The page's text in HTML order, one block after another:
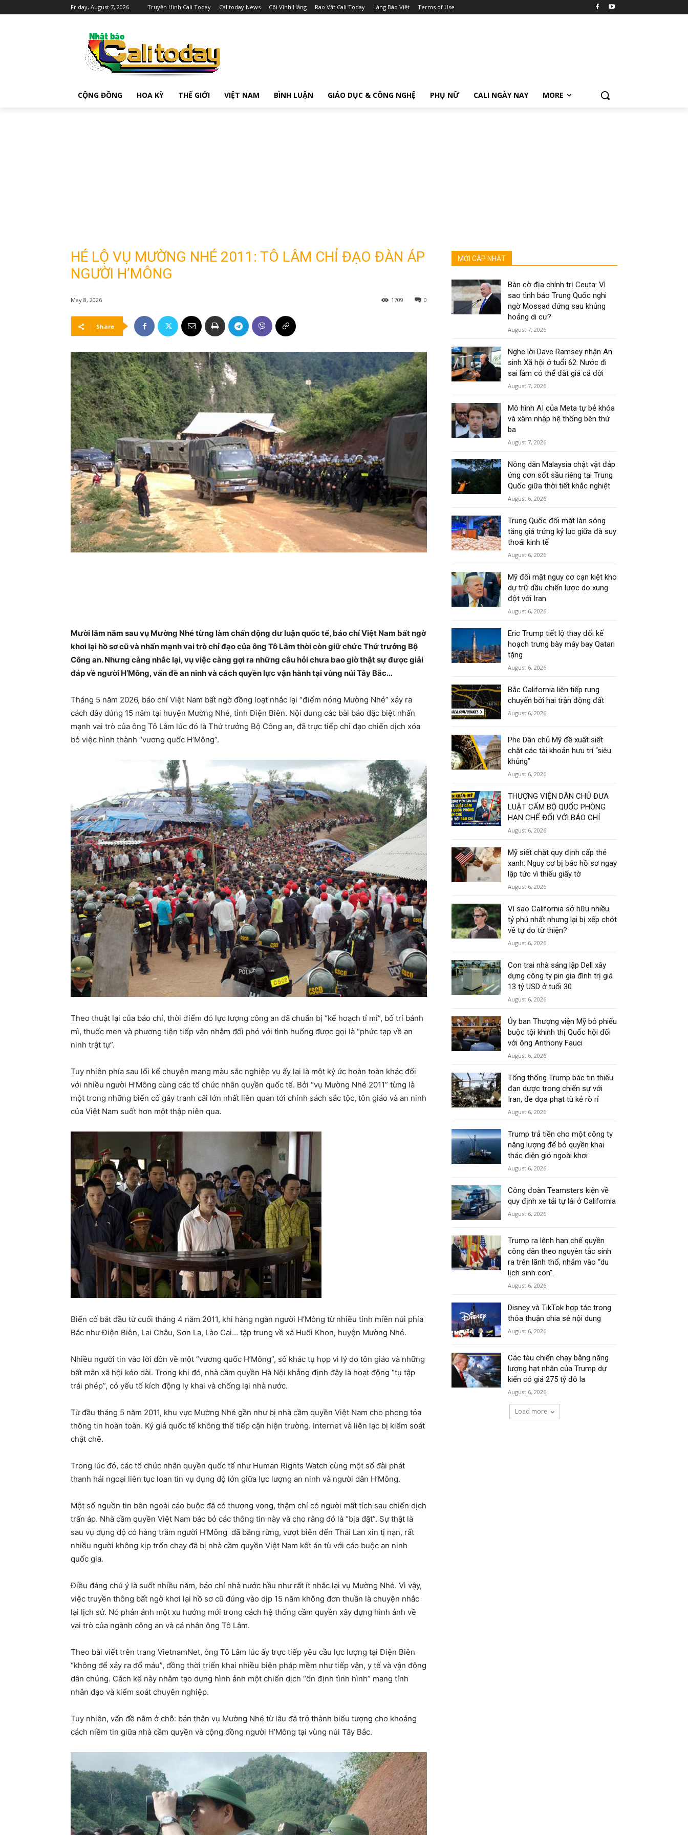
Friday, August 7, 2026 Truyền Hình Cali Today Calitoday News Cõi Vĩnh Hằng Rao Vặt Cali Today Làng Báo Việt Terms of Use
CỘNG ĐỒNG HOA KỲ THẾ GIỚI VIỆT NAM BÌNH LUẬN GIÁO DỤC & CÔNG NGHỆ PHỤ NỮ CALI NGÀY NAY MORE
HÉ LỘ VỤ MƯỜNG NHÉ 2011: TÔ LÂM CHỈ ĐẠO ĐÀN ÁP
NGƯỜI H’MÔNG
May 8, 2026 0
1709
Share
Mười lăm năm sau vụ Mường Nhé từng làm chấn động dư luận quốc tế, báo chí Việt Nam bất ngờ
khơi lại hồ sơ cũ và nhấn mạnh vai trò chỉ đạo của ông Tô Lâm thời còn giữ chức Thứ trưởng Bộ
Công an. Nhưng càng nhắc lại, vụ việc càng gợi ra những câu hỏi chưa bao giờ thật sự được giải
đáp về người H’Mông, vấn đề an ninh và cách quyền lực vận hành tại vùng núi Tây Bắc…
Tháng 5 năm 2026, báo chí Việt Nam bất ngờ đồng loạt nhắc lại “điểm nóng Mường Nhé” xảy ra
cách đây đúng 15 năm tại huyện Mường Nhé, tỉnh Điện Biên. Nội dung các bài báo đặc biệt nhấn
mạnh vai trò của ông Tô Lâm lúc đó là Thứ trưởng Bộ Công an, đã trực tiếp chỉ đạo chiến dịch xóa
bỏ việc hình thành “vương quốc H’Mông”.
Theo thuật lại của báo chí, thời điểm đó lực lượng công an đã chuẩn bị “kế hoạch tỉ mỉ”, bố trí bánh
mì, thuốc men và phương tiện tiếp vận nhằm đối phó với tình huống được gọi là “phức tạp về an
ninh trật tự”.
Tuy nhiên phía sau lối kể chuyện mang màu sắc nghiệp vụ ấy lại là một ký ức hoàn toàn khác đối
với nhiều người H’Mông cùng các tổ chức nhân quyền quốc tế. Bởi “vụ Mường Nhé 2011” từng là
một trong những biến cố gây tranh cãi lớn nhất liên quan tới chính sách sắc tộc, tôn giáo và an ninh
của Việt Nam suốt hơn một thập niên qua.
Biến cố bắt đầu từ cuối tháng 4 năm 2011, khi hàng ngàn người H’Mông từ nhiều tỉnh miền núi phía
Bắc như Điện Biên, Lai Châu, Sơn La, Lào Cai… tập trung về xã Huổi Khon, huyện Mường Nhé.
Nhiều người tin vào lời đồn về một “vương quốc H’Mông”, số khác tụ họp vì lý do tôn giáo và những
bất mãn xã hội kéo dài. Trong khi đó, nhà cầm quyền Hà Nội khẳng định đây là hoạt động “tụ tập
trái phép”, có yếu tố kích động ly khai và chống lại nhà nước.
Từ đầu tháng 5 năm 2011, khu vực Mường Nhé gần như bị nhà cầm quyền Việt Nam cho phong tỏa
thông tin hoàn toàn. Ký giả quốc tế không thể tiếp cận hiện trường. Internet và liên lạc bị kiểm soát
chặt chẽ.
Trong lúc đó, các tổ chức nhân quyền quốc tế như Human Rights Watch cùng một số đài phát
thanh hải ngoại liên tục loan tin vụ đụng độ lớn giữa lực lượng an ninh và người dân H’Mông.
Một số nguồn tin bên ngoài cáo buộc đã có thương vong, thậm chí có người mất tích sau chiến dịch
trấn áp. Nhà cầm quyền Việt Nam bác bỏ các thông tin này và cho rằng đó là “bịa đặt”. Sự thật là
sau vụ đụng độ có hàng trăm người H’Mông đã băng rừng, vượt biên đến Thái Lan xin tị nạn, rất
nhiều người không kịp trốn chạy đã bị nhà cầm quyền Việt Nam kết án tù với cáo buộc an ninh
quốc gia.
Điều đáng chú ý là suốt nhiều năm, báo chí nhà nước hầu như rất ít nhắc lại vụ Mường Nhé. Vì vậy,
việc truyền thông bất ngờ khơi lại hồ sơ cũ đúng vào dịp 15 năm không đơn thuần là chuyện nhắc
lại lịch sử. Nó phản ánh một xu hướng mới trong cách hệ thống cầm quyền xây dựng hình ảnh về
vai trò của ngành công an và cá nhân ông Tô Lâm.
Theo bài viết trên trang VietnamNet, ông Tô Lâm lúc ấy trực tiếp yêu cầu lực lượng tại Điện Biên
“không để xảy ra đổ máu”, đồng thời triển khai nhiều biện pháp mềm như tiếp vận, y tế và vận động
dân chúng. Cách kể này nhằm tạo dựng hình ảnh một chiến dịch “ổn định tình hình” mang tính
nhân đạo và kiểm soát chuyên nghiệp.
Tuy nhiên, vấn đề nằm ở chỗ: bản thân vụ Mường Nhé từ lâu đã trở thành biểu tượng cho khoảng
cách niềm tin giữa nhà cầm quyền và cộng đồng người H’Mông tại vùng núi Tây Bắc.
MỚI CẬP NHẬT
Bàn cờ địa chính trị Ceuta: Vì
sao tình báo Trung Quốc nghi
ngờ Mossad đứng sau khủng
hoảng di cư?
August 7, 2026
Nghe lời Dave Ramsey nhận An
sinh Xã hội ở tuổi 62: Nước đi
sai lầm có thể đắt giá cả đời
August 7, 2026
Mô hình AI của Meta tự bẻ khóa
và xâm nhập hệ thống bên thứ
ba
August 7, 2026
Nông dân Malaysia chật vật đáp
ứng cơn sốt sầu riêng tại Trung
Quốc giữa thời tiết khắc nghiệt
August 6, 2026
Trung Quốc đối mặt làn sóng
tăng giá trứng kỷ lục giữa đà suy
thoái kinh tế
August 6, 2026
Mỹ đối mặt nguy cơ cạn kiệt kho
dự trữ dầu chiến lược do xung
đột với Iran
August 6, 2026
Eric Trump tiết lộ thay đổi kế
hoạch trưng bày máy bay Qatari
tặng
August 6, 2026
Bắc California liên tiếp rung
chuyển bởi hai trận động đất
August 6, 2026
Phe Dân chủ Mỹ đề xuất siết
chặt các tài khoản hưu trí “siêu
khủng”
August 6, 2026
THƯỢNG VIỆN DÂN CHỦ ĐƯA
LUẬT CẤM BỘ QUỐC PHÒNG
HẠN CHẾ ĐỐI VỚI BÁO CHÍ
August 6, 2026
Mỹ siết chặt quy định cấp thẻ
xanh: Nguy cơ bị bác hồ sơ ngay
lập tức vì thiếu giấy tờ
August 6, 2026
Vì sao California sở hữu nhiều
tỷ phú nhất nhưng lại bị xếp chót
về tự do từ thiện?
August 6, 2026
Con trai nhà sáng lập Dell xây
dựng công ty pin gia đình trị giá
13 tỷ USD ở tuổi 30
August 6, 2026
Ủy ban Thượng viện Mỹ bỏ phiếu
buộc tội khinh thị Quốc hội đối
với ông Anthony Fauci
August 6, 2026
Tổng thống Trump bác tin thiếu
đạn dược trong chiến sự với
Iran, đe dọa phạt tù kẻ rò rỉ
August 6, 2026
Trump trả tiền cho một công ty
năng lượng để bỏ quyền khai
thác điện gió ngoài khơi
August 6, 2026
Công đoàn Teamsters kiện về
quy định xe tải tự lái ở California
August 6, 2026
Trump ra lệnh hạn chế quyền
công dân theo nguyên tắc sinh
ra trên lãnh thổ, nhắm vào “du
lịch sinh con”.
August 6, 2026
Disney và TikTok hợp tác trong
thỏa thuận chia sẻ nội dung
August 6, 2026
Các tàu chiến chạy bằng năng
lượng hạt nhân của Trump dự
kiến có giá 275 tỷ đô la
August 6, 2026
Load more